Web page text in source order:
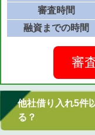
審査時間
融資までの時間
審
他社借り入れ5件
る？